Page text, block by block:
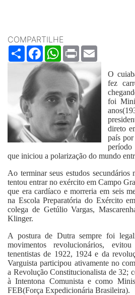
COMPARTILHE
ShareFacebookWhatsApp
Print
O
fez
foi
direto
país
período
que iniciou a polarização do mundo
Ao terminar seus estudos
tentou entrar no exército em Campo
que era cardíaco e morreria em seis
na Escola Preparatória do Exército
colega de Getúlio Vargas,
Klinger.
A postura de Dutra sempre foi
movimentos revolucionários,
tenentistas de 1922, 1924 e da
Varguista participou ativamente no
a Revolução Constitucionalista de 32;
à Intentona Comunista e como
FEB(Força Expedicionária Brasileira).